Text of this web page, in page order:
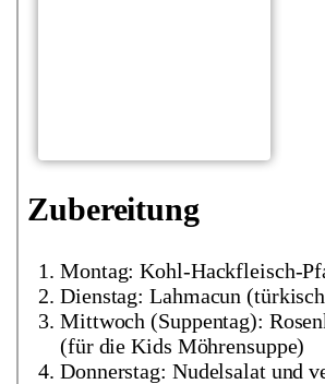
Zubereitung
Montag: Kohl-Hackfleisch-
Dienstag: Lahmacun
Mittwoch (Suppentag):
(für die Kids Möhrensuppe)
Donnerstag: Nudelsalat und